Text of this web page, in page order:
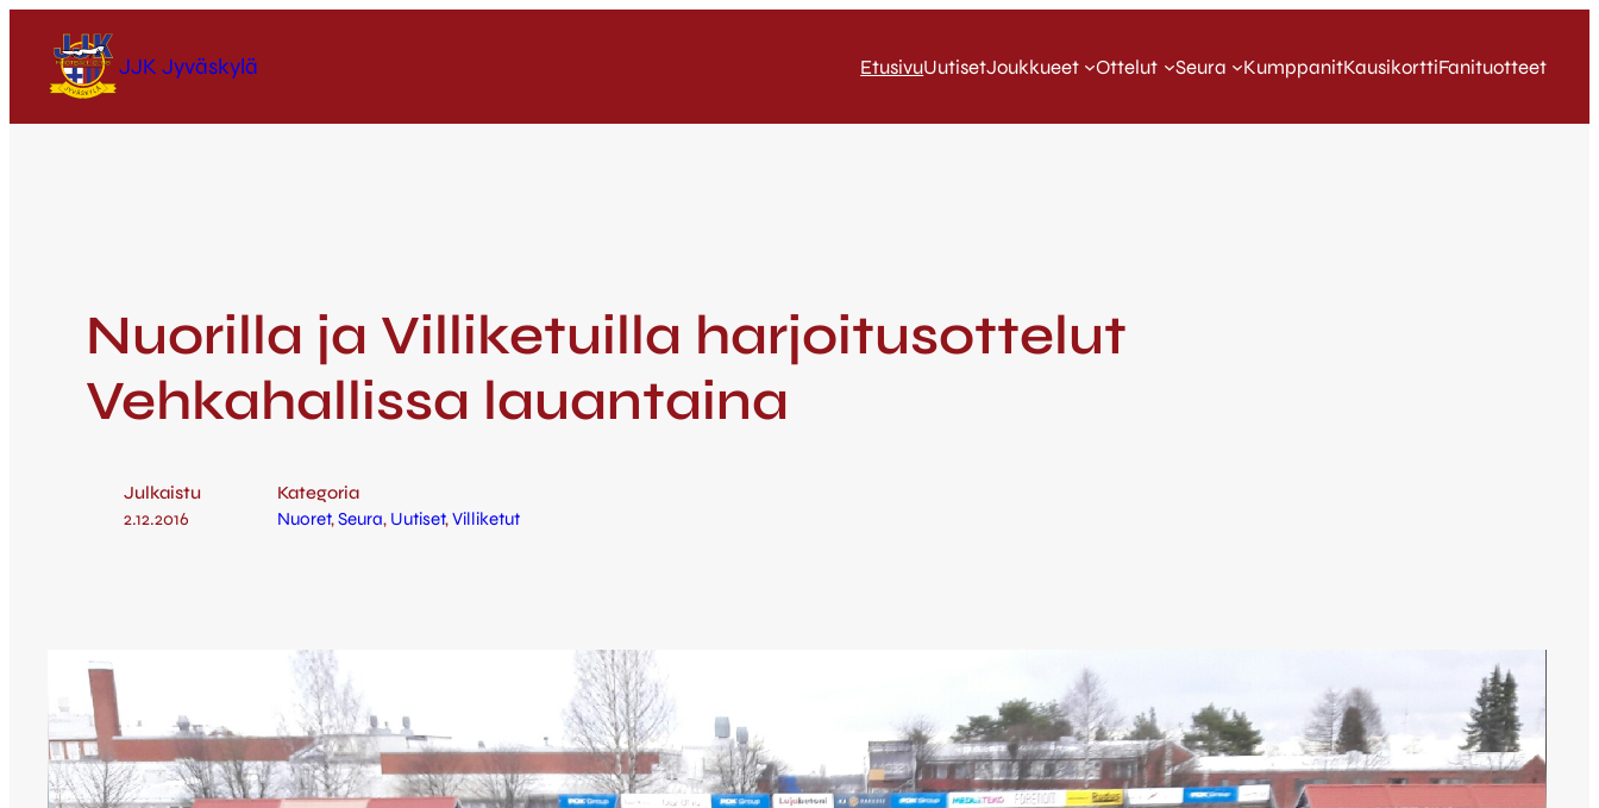
JJK Jyväskylä EtusivuUutisetJoukkueet Ottelut Seura KumppanitKausikorttiFanituotteet
Nuorilla ja Villiketuilla harjoitusottelut
Vehkahallissa lauantaina
Julkaistu
2.12.2016
Kategoria
Nuoret, Seura, Uutiset, Villiketut